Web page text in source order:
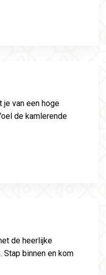
je van een hoge
de kamlerende
de heerlijke
Stap binnen en kom